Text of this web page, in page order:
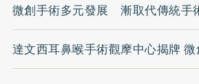
微創手術多元發展 漸取代傳統手
達文西耳鼻喉手術觀摩中心揭牌